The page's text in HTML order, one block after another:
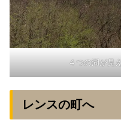
４つの湖が見
レンスの町へ